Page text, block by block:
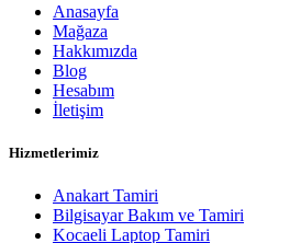
Anasayfa
Mağaza
Hakkımızda
Blog
Hesabım
İletişim
Hizmetlerimiz
Anakart Tamiri
Bilgisayar Bakım ve Tamiri
Kocaeli Laptop Tamiri